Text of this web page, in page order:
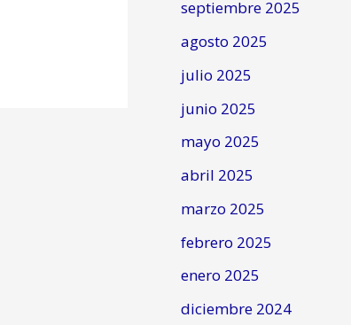
septiembre 2025
agosto 2025
julio 2025
junio 2025
mayo 2025
abril 2025
marzo 2025
febrero 2025
enero 2025
diciembre 2024